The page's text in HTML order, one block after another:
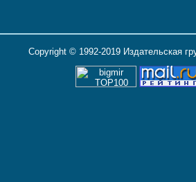
Copyright © 1992-2019 Издательская